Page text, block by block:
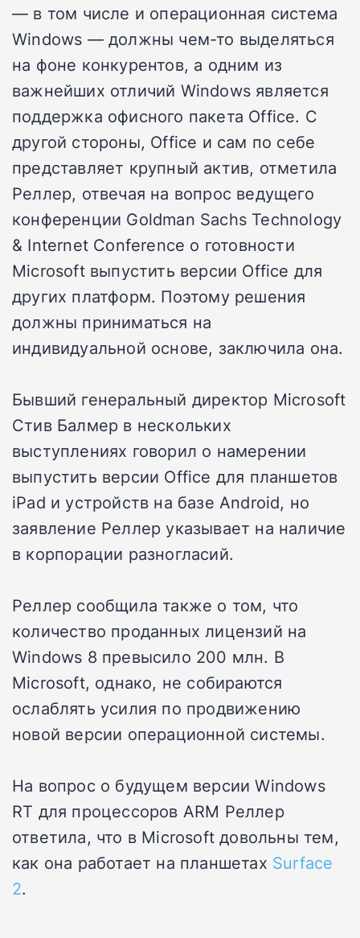
— в том числе и операционная система
Windows — должны чем-то выделяться
на фоне конкурентов, а одним из
важнейших отличий Windows является
поддержка офисного пакета Office. C
другой стороны, Office и сам по себе
представляет крупный актив, отметила
Реллер, отвечая на вопрос ведущего
конференции Goldman Sachs Technology
& Internet Conference о готовности
Microsoft выпустить версии Office для
других платформ. Поэтому решения
должны приниматься на
индивидуальной основе, заключила она.
Бывший генеральный директор Microsoft
Стив Балмер в нескольких
выступлениях говорил о намерении
выпустить версии Office для планшетов
iPad и устройств на базе Android, но
заявление Реллер указывает на наличие
в корпорации разногласий.
Реллер сообщила также о том, что
количество проданных лицензий на
Windows 8 превысило 200 млн. В
Microsoft, однако, не собираются
ослаблять усилия по продвижению
новой версии операционной системы.
На вопрос о будущем версии Windows
RT для процессоров ARM Реллер
ответила, что в Microsoft довольны тем,
как она работает на планшетах Surface
2.